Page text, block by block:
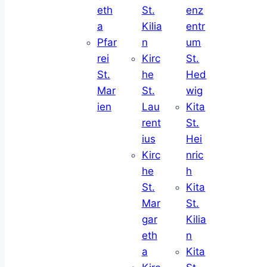
eth
a
Pfar
rei
St.
Mar
ien
St.
Kilia
n
Kirc
he
St.
Lau
rent
ius
Kirc
he
St.
Mar
gar
eth
a
enz
entr
um
St.
Hed
wig
Kita
St.
Hei
nric
h
Kita
St.
Kilia
n
Kita